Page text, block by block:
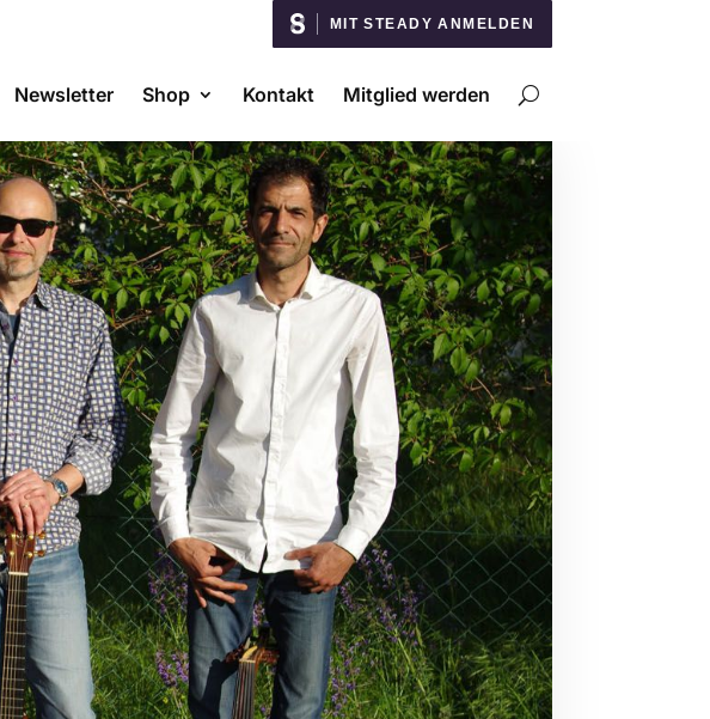
MIT STEADY ANMELDEN
Newsletter Shop Kontakt Mitglied werden